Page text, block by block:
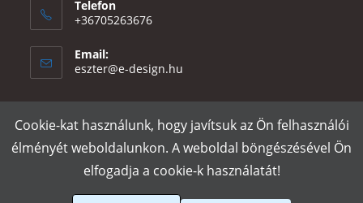
Telefon
+36705263676
Email:
eszter@e-design.hu
Rólunk Szállítás és fizetés Adatvédelmi tájékoztató
ÁSZF
Póló nyomtatás
e-design.hu
Cookie-kat használunk, hogy javítsuk az Ön felhasználói
élményét weboldalunkon. A weboldal böngészésével Ön
elfogadja a cookie-k használatát!